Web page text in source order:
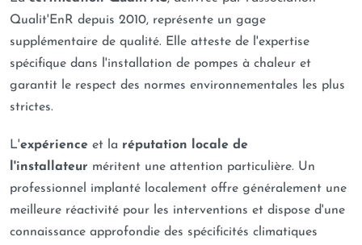
Qualit'EnR depuis 2010, représente un gage
supplémentaire de qualité. Elle atteste de l'expertise
spécifique dans l'installation de pompes à chaleur et
garantit le respect des normes environnementales les plus
strictes.
L'expérience et la réputation locale de
l'installateur méritent une attention particulière. Un
professionnel implanté localement offre généralement une
meilleure réactivité pour les interventions et dispose d'une
connaissance approfondie des spécificités climatiques